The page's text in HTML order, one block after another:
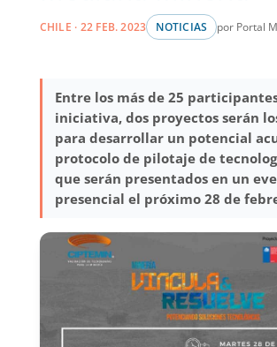
CHILE · 22 FEB. 2023 NOTICIAS por Portal
Entre los más de 25
iniciativa, dos proyectos serán
para desarrollar un potencial
protocolo de pilotaje de
que serán presentados en un
presencial el próximo 28 de